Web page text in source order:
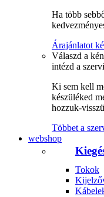
Ha több
Árajánlatot
Válaszd a
intézd a
Ki sem kell
készüléked
hozzuk-
Többet a
webshop
Tokok